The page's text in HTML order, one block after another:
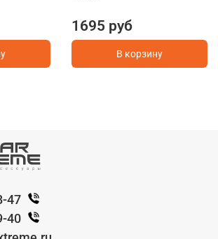
1695 руб
В корзину
47
40